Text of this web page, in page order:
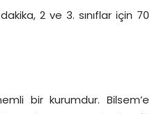
2 ve 3. sınıflar için 70
bir kurumdur. Bilsem’e